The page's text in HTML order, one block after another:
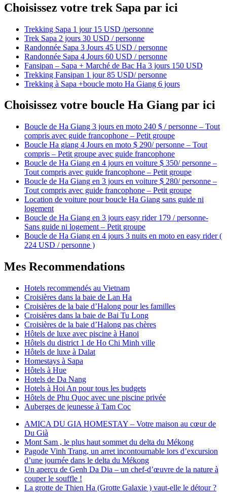
Choisissez votre trek Sapa par ici
Trekking Sapa 1 jour 15 USD /personne
Trek Sapa 2 jours 30 USD / personne
Randonnée Sapa 3 Jours 45 USD / personne
Randonnée Sapa 4 Jours 60 USD / personne
Fansipan – Sapa + Marché de Bac Ha 3 jours 150 USD
Trekking Fansipan 1 jour 85 USD/ personne
Trekking à Sapa +boucle moto Ha Giang 6 jours
Choisissez votre boucle Ha Giang par ici
Boucle de Ha Giang 3 jours en moto 240 $ / personne – Tout
compris avec guide francophone – Petit groupe
Boucle Ha giang 4 Jours en moto $ 290/ personne – Tout
compris – Petit groupe avec guide francophone
Boucle de Ha Giang en 4 jours en voiture $ 350/ personne –
Tout compris avec guide francophone – Petit groupe
Boucle de Ha Giang en 3 jours en voiture $ 280/ personne –
Tout compris avec guide francophone – Petit groupe
Location de voiture pour boucle Ha Giang sans guide ni
logement
Boucle de Ha Giang en 3 jours easy rider 179 / personne-
Sans guide ni logement – Petit groupe
Boucle de Ha Giang en 4 jours 3 nuits en moto en easy rider (
224 USD / personne )
Mes Recommendations
Hotels recommendés au Vietnam
Croisières dans la baie de Lan Ha
Croisières de la baie d’Halong pour les familles
Croisières dans la baie de Bai Tu Long
Croisières de la baie d’Halong pas chères
Hôtels de luxe avec piscine à Hanoi
Hôtels du district 1 de Ho Chi Minh ville
Hôtels de luxe à Dalat
Homestays à Sapa
Hôtels à Hue
Hotels de Da Nang
Hotels à Hoi An pour tous les budgets
Hôtels de Phu Quoc avec une piscine privée
Auberges de jeunesse à Tam Coc
AMICA DU GIA HOMESTAY – Votre maison au cœur de
Du Già
Mont Sam , le plus haut sommet du delta du Mékong
Pagode Vinh Trang, un arret incontournable lors d’excursion
d’une journée dans le delta du Mékong
Un aperçu de Genh Da Dia – un chef-d’œuvre de la nature à
couper le souffle !
La grotte de Thien Ha (Grotte Galaxie ) vaut-elle le détour ?